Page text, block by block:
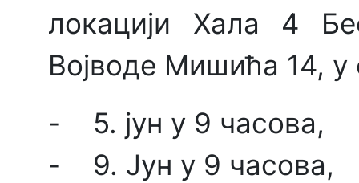
локацији Хала 4
Војводе Мишића 14,
- 5. јун у 9 часова,
- 9. Јун у 9 часова,